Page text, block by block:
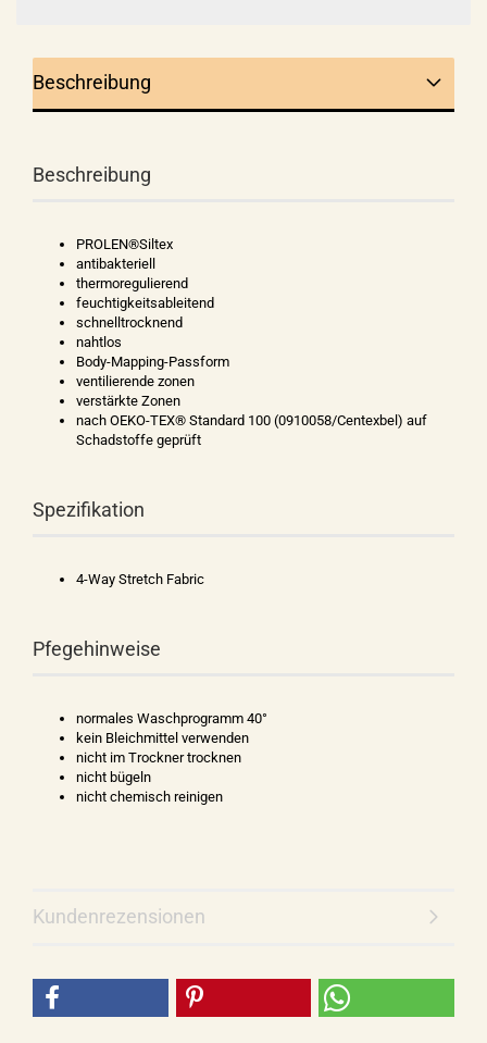
Beschreibung
Beschreibung
PROLEN®Siltex
antibakteriell
thermoregulierend
feuchtigkeitsableitend
schnelltrocknend
nahtlos
Body-Mapping-Passform
ventilierende zonen
verstärkte Zonen
nach OEKO-TEX® Standard 100 (0910058/Centexbel) auf
Schadstoffe geprüft
Spezifikation
4-Way Stretch Fabric
Pfegehinweise
normales Waschprogramm 40°
kein Bleichmittel verwenden
nicht im Trockner trocknen
nicht bügeln
nicht chemisch reinigen
Kundenrezensionen